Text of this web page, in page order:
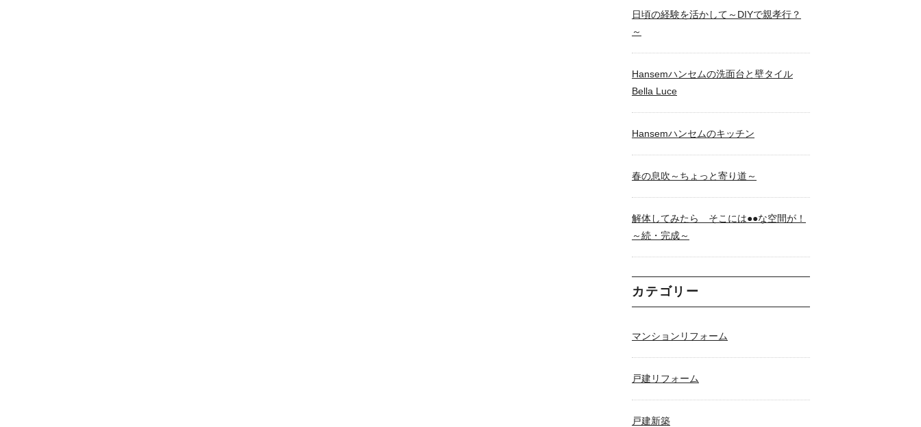
日頃の経験を活かして～DIYで親孝行？
～
Hansemハンセムの洗面台と壁タイル
Bella Luce
Hansemハンセムのキッチン
春の息吹～ちょっと寄り道～
解体してみたら そこには●●な空間が！
～続・完成～
カテゴリー
マンションリフォーム
戸建リフォーム
戸建新築